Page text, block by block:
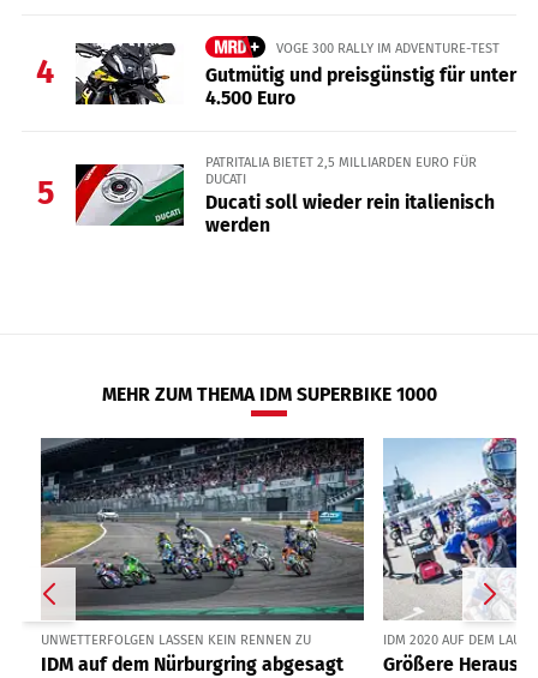
4
VOGE 300 RALLY IM ADVENTURE-TEST
Gutmütig und preisgünstig für unter
4.500 Euro
5
PATRITALIA BIETET 2,5 MILLIARDEN EURO FÜR
DUCATI
Ducati soll wieder rein italienisch
werden
MEHR ZUM THEMA IDM SUPERBIKE 1000
UNWETTERFOLGEN LASSEN KEIN RENNEN ZU
IDM auf dem Nürburgring abgesagt
IDM 2020 AUF DEM
Größere